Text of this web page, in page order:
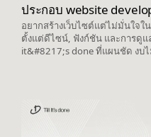
ประกอบ website
อยากสร้างเว็บไซต์แต่ไม่มั่นใจใ
ตั้งแต่ดีไซน์, ฟังก์ชัน และการดูแ
it&#8217;s done ที่แผนชัด งบ